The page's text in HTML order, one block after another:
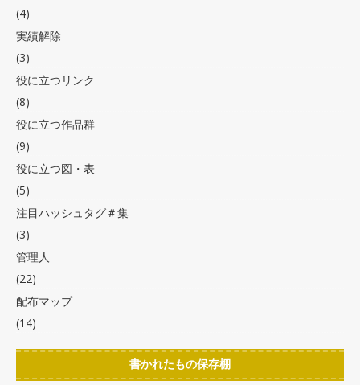
(4)
実績解除
(3)
役に立つリンク
(8)
役に立つ作品群
(9)
役に立つ図・表
(5)
注目ハッシュタグ＃集
(3)
管理人
(22)
配布マップ
(14)
書かれたもの保存棚